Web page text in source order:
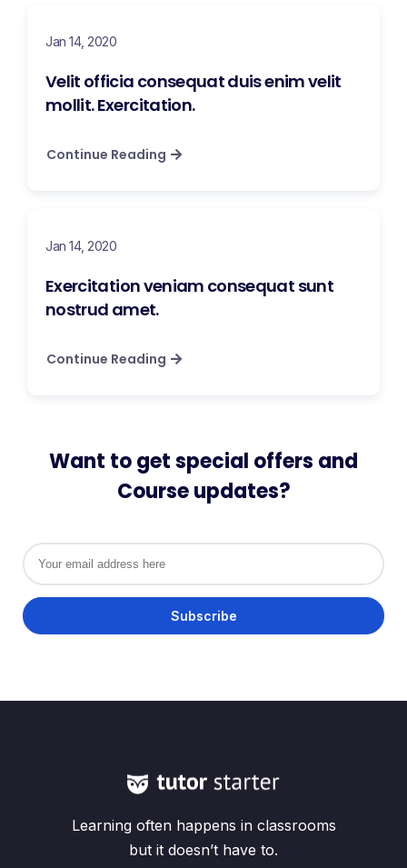
Jan 14, 2020
Velit officia consequat duis enim velit
mollit. Exercitation.
Continue Reading
Jan 14, 2020
Exercitation veniam consequat sunt
nostrud amet.
Continue Reading
Want to get special offers and
Course updates?
Learning often happens in classrooms
but it doesn’t have to.